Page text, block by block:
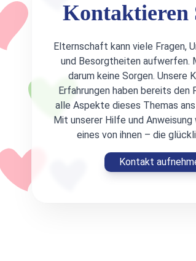
Kontaktieren
Elternschaft kann viele Fragen,
und Besorgtheiten aufwerfen.
darum keine Sorgen. Unsere
Erfahrungen haben bereits den
alle Aspekte dieses Themas
Mit unserer Hilfe und
eines von ihnen – die
Kontakt